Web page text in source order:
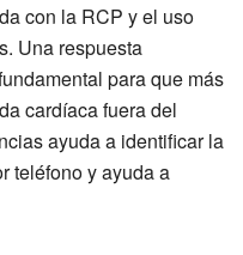
con la RCP y el uso
Una respuesta
para que más
cardíaca fuera del
ayuda a identificar la
teléfono y ayuda a